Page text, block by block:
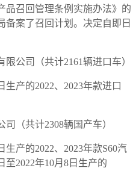
品召回管理条例实施办法》的
备案了召回计划。决定自即日
公司（共计2161辆进口车）
生产的2022、2023年款进口
（共计2308辆国产车）
生产的2022、2023年款S60汽
至2022年10月8日生产的